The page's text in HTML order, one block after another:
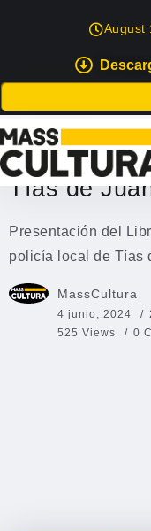
August
EVENTOS
históricas
Tías de
Presentación del
policía local de Tías
MassCultura
4 junio, 2024
525 Views
0